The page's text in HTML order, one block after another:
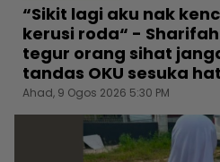
“Sikit lagi aku nak
kerusi roda“ -
tegur orang sihat
tandas OKU sesuka
Ahad, 9 Ogos 2026 5:30 PM